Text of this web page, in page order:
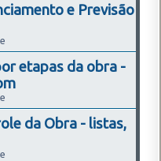
e Previsão
etapas da obra -
da Obra - listas,